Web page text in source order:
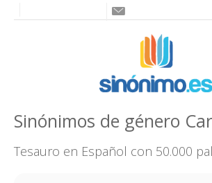
Sinónimos de género
Tesauro en Español con 50.000